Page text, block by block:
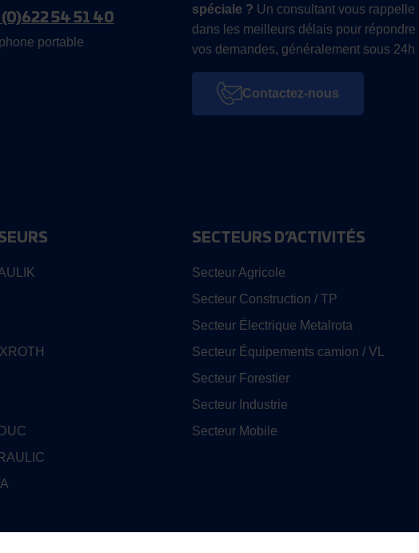
(0)622 54 51 40
portable
spéciale ? Un consultant vous rappelle
dans les meilleurs délais pour répondre
vos demandes, généralement sous 24h
Contactez-nous
SECTEURS D’ACTIVITÉS
Secteur Agricole
Secteur Construction / TP
Secteur Électrique Metalrota
Secteur Équipements camion / VL
Secteur Forestier
Secteur Industrie
Secteur Mobile